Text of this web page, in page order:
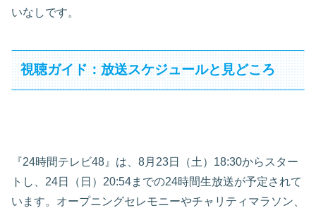
いなしです。
視聴ガイド：放送スケジュールと見どころ
『24時間テレビ48』は、8月23日（土）18:30からスター
トし、24日（日）20:54までの24時間生放送が予定されて
います。オープニングセレモニーやチャリティマラソン、